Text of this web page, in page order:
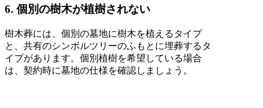
6. 個別の樹木が植樹されない
樹木葬には、個別の墓地に樹木を植えるタイプ
と、共有のシンボルツリーのふもとに埋葬するタ
イプがあります。個別植樹を希望している場合
は、契約時に墓地の仕様を確認しましょう。